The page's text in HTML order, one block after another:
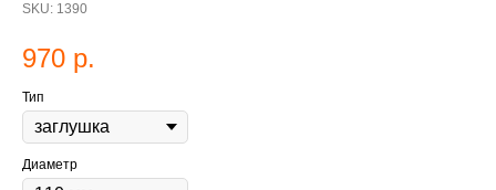
SKU: 1390
970 р.
Тип
Диаметр